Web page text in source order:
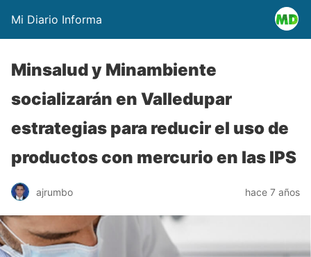
Mi Diario Informa
Minsalud y Minambiente
socializarán en Valledupar
estrategias para reducir el uso de
productos con mercurio en las IPS
ajrumbo hace 7 años